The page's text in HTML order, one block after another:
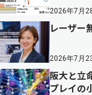
2026年7月
レーザー
2026年7月
阪大と立
プレイの